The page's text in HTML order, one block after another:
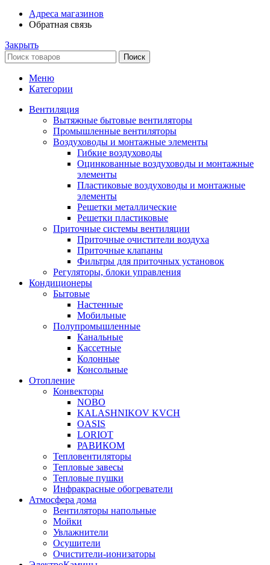
Адреса магазинов
Обратная связь
Закрыть
Поиск
Меню
Категории
Вентиляция
Вытяжные бытовые вентиляторы
Промышленные вентиляторы
Воздуховоды и монтажные элементы
Гибкие воздуховоды
Оцинкованные воздуховоды и монтажные
элементы
Пластиковые воздуховоды и монтажные
элементы
Решетки металлические
Решетки пластиковые
Приточные системы вентиляции
Приточные очистители воздуха
Приточные клапаны
Фильтры для приточных установок
Регуляторы, блоки управления
Кондиционеры
Бытовые
Настенные
Мобильные
Полупромышленные
Канальные
Кассетные
Колонные
Консольные
Отопление
Конвекторы
NOBO
KALASHNIKOV KVCH
OASIS
LORIOT
РАВИКОМ
Тепловентиляторы
Тепловые завесы
Тепловые пушки
Инфракрасные обогреватели
Атмосфера дома
Вентиляторы напольные
Мойки
Увлажнители
Осушители
Очистители-ионизаторы